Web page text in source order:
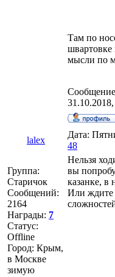
Там по
швартовке
мысли по
Сообщение
lalex
Дата:
48
Группа:
Старичок
Сообщений:
2164
Награды: 7
Статус:
Offline
Город: Крым,
в Москве
зимую
Нельзя
вы
казанке, в
Или ждите